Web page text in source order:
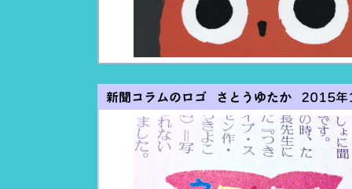
新聞コラムのロゴ さとうゆたか2015年